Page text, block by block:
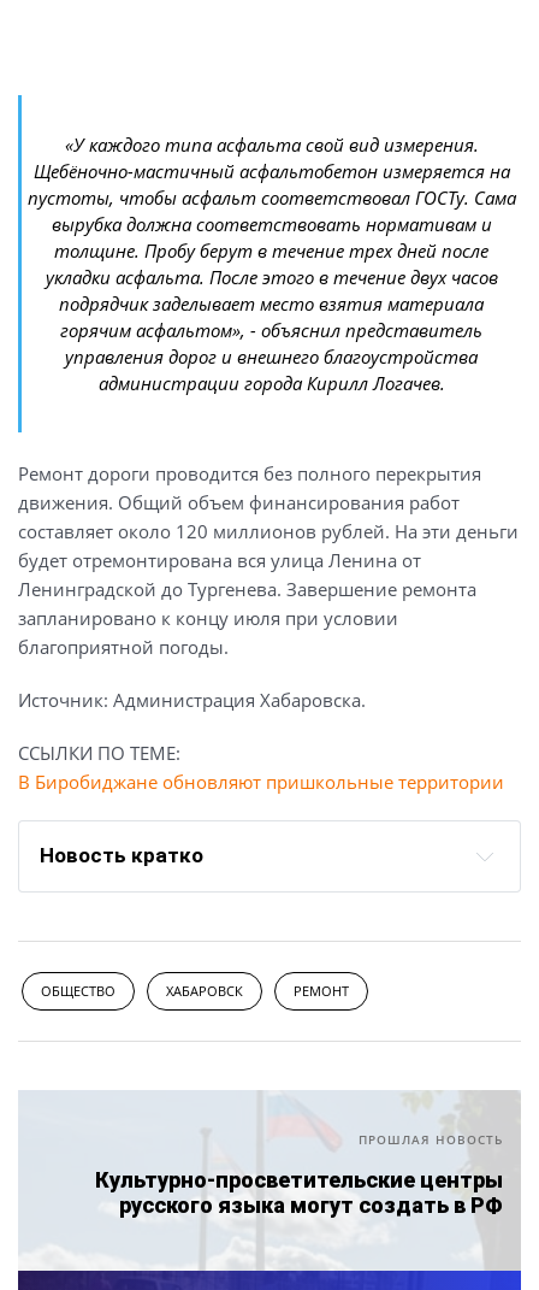
«У каждого типа асфальта свой вид измерения.
Щебёночно-мастичный асфальтобетон измеряется на
пустоты, чтобы асфальт соответствовал ГОСТу. Сама
вырубка должна соответствовать нормативам и
толщине. Пробу берут в течение трех дней после
укладки асфальта. После этого в течение двух часов
подрядчик заделывает место взятия материала
горячим асфальтом», - объяснил представитель
управления дорог и внешнего благоустройства
администрации города Кирилл Логачев.
Ремонт дороги проводится без полного перекрытия
движения. Общий объем финансирования работ
составляет около 120 миллионов рублей. На эти деньги
будет отремонтирована вся улица Ленина от
Ленинградской до Тургенева. Завершение ремонта
запланировано к концу июля при условии
благоприятной погоды.
Источник: Администрация Хабаровска.
ССЫЛКИ ПО ТЕМЕ:
В Биробиджане обновляют пришкольные территории
Новость кратко
ОБЩЕСТВО ХАБАРОВСК РЕМОНТ
ПРОШЛАЯ НОВОСТЬ
Культурно-просветительские центры
русского языка могут создать в РФ